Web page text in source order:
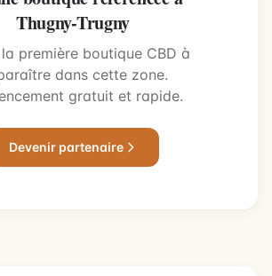
Thugny-Trugny
première boutique CBD à
dans cette zone.
gratuit et rapide.
Devenir partenaire